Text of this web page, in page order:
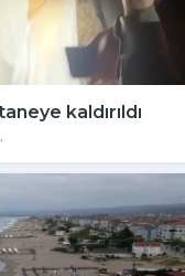
kaldırıldı